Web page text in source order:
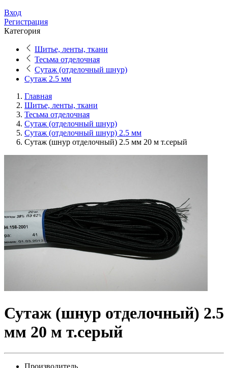
Вход
Регистрация
Категория
Шитье, ленты, ткани
Тесьма отделочная
Сутаж (отделочный шнур)
Сутаж 2.5 мм
Главная
Шитье, ленты, ткани
Тесьма отделочная
Сутаж (отделочный шнур)
Сутаж (отделочный шнур) 2.5 мм
Сутаж (шнур отделочный) 2.5 мм 20 м т.серый
Сутаж (шнур отделочный) 2.5
мм 20 м т.серый
Производитель